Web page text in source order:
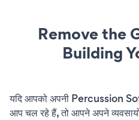
Remove the
Building
यदि आपको अपनी Percussion
आप चल रहे हैं, तो आपने अपने